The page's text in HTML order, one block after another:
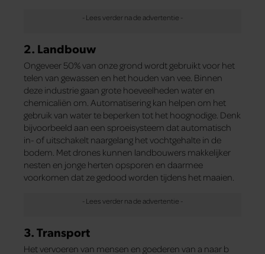
2. Landbouw
Ongeveer 50% van onze grond wordt gebruikt voor het
telen van gewassen en het houden van vee. Binnen
deze industrie gaan grote hoeveelheden water en
chemicaliën om. Automatisering kan helpen om het
gebruik van water te beperken tot het hoognodige. Denk
bijvoorbeeld aan een sproeisysteem dat automatisch
in- of uitschakelt naargelang het vochtgehalte in de
bodem. Met drones kunnen landbouwers makkelijker
nesten en jonge herten opsporen en daarmee
voorkomen dat ze gedood worden tijdens het maaien.
3. Transport
Het vervoeren van mensen en goederen van a naar b